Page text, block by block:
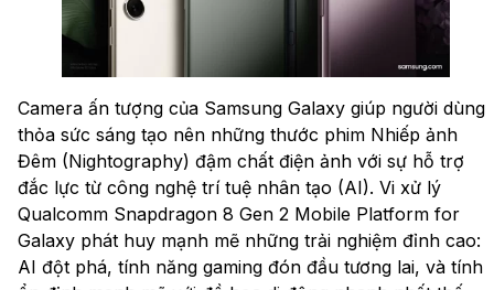
Camera ấn tượng của Samsung Galaxy giúp người dùng
thỏa sức sáng tạo nên những thước phim Nhiếp ảnh
Đêm (Nightography) đậm chất điện ảnh với sự hỗ trợ
đắc lực từ công nghệ trí tuệ nhân tạo (AI). Vi xử lý
Qualcomm Snapdragon 8 Gen 2 Mobile Platform for
Galaxy phát huy mạnh mẽ những trải nghiệm đỉnh cao:
AI đột phá, tính năng gaming đón đầu tương lai, và tính